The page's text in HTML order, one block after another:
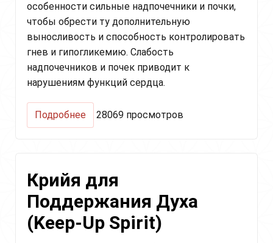
особенности сильные надпочечники и почки,
чтобы обрести ту дополнительную
выносливость и способность контролировать
гнев и гипогликемию. Слабость
надпочечников и почек приводит к
нарушениям функций сердца.
Подробнее
Антистрессовый
надпочечников
(Stress
Adrenals
28069 просмотров
Крийя для
Поддержания Духа
(Keep-Up Spirit)